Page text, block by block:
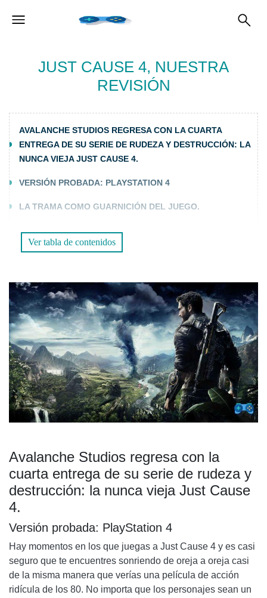
JUST CAUSE 4, NUESTRA
REVISIÓN
AVALANCHE STUDIOS REGRESA CON LA CUARTA
ENTREGA DE SU SERIE DE RUDEZA Y DESTRUCCIÓN: LA
NUNCA VIEJA JUST CAUSE 4.
VERSIÓN PROBADA: PLAYSTATION 4
LA TRAMA COMO GUARNICIÓN DEL JUEGO.
GUERRILLA CONVENCIONAL, ENTRENAMIENTO MILITAR
Y… IGNORANCIA, MUCHA IGNORANCIA.
EL CLIMA COMO ENEMIGO NATURAL Y ARTIFICIAL.
CONCLUSIONES.
Ver tabla de contenidos
Avalanche Studios regresa con la
cuarta entrega de su serie de rudeza y
destrucción: la nunca vieja Just Cause
4.
Versión probada: PlayStation 4
Hay momentos en los que juegas a Just Cause 4 y es casi
seguro que te encuentres sonriendo de oreja a oreja casi
de la misma manera que verías una película de acción
ridícula de los 80. No importa que los personajes sean un